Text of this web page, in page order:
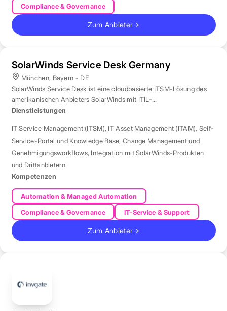
Compliance & Governance
Zum Anbieter→
SolarWinds Service Desk Germany
München, Bayern - DE
SolarWinds Service Desk ist eine cloudbasierte ITSM-Lösung des
amerikanischen Anbieters SolarWinds mit ITIL-
Prozessunterstützung.
Dienstleistungen
IT Service Management (ITSM), IT Asset Management (ITAM), Self-
Service-Portal und Knowledge Base, Change Management und
Genehmigungsworkflows, Integration mit SolarWinds-Produkten
und Drittanbietern
Kompetenzen
Automation & Managed Automation
Compliance & Governance
IT-Service & Support
Zum Anbieter→